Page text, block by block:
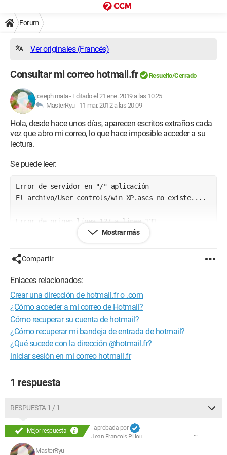
Forum
Ver originales (Francés)
Consultar mi correo hotmail.fr Resuelto/Cerrado
joseph mata- Editado el 21 ene. 2019 a las 10:25
MasterRyu - 11 mar. 2012 a las 20:09
Hola, desde hace unos días, aparecen escritos extraños cada
vez que abro mi correo, lo que hace imposible acceder a su
lectura.
Se puede leer:
Error de servidor en "/" aplicación
El archivo/User controls/win XP.ascs no existe....
Error de origen línea 127 a línea 131
¿Qué debo hacer?
Configuración:Windows XP / Safari 535.7
Mostrar más
Compartir
Enlaces relacionados:
Crear una dirección de hotmail.fr o .com
¿Cómo acceder a mi correo de Hotmail?
Cómo recuperar su cuenta de hotmail?
¿Cómo recuperar mi bandeja de entrada de hotmail?
¿Qué sucede con la dirección @hotmail.fr?
iniciar sesión en mi correo hotmail.fr
1 respuesta
RESPUESTA 1 / 1
Mejor respuesta
aprobada por
Jean-François Pillou
MasterRyu